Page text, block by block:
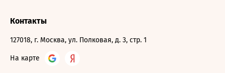
Контакты
127018, г. Москва, ул. Полковая, д. 3, стр. 1
На карте